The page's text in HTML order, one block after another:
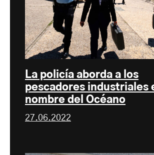
La policía aborda a los
pescadores industriales
nombre del Océano
27.06.2022